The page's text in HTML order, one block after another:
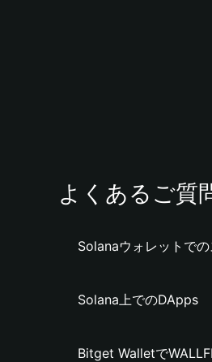
よくあるご質
Solanaウォレットで
Solana上でのDApps
Bitget Walletで